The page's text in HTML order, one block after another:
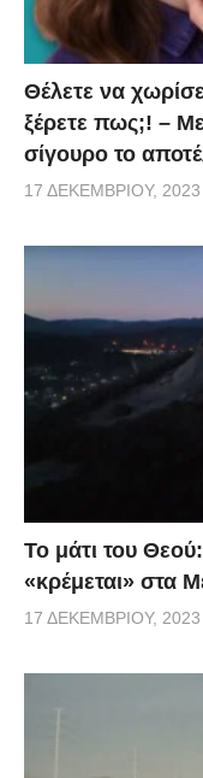
Θέλετε να
ξέρετε πως;! – Με
σίγουρο το
17 ΔΕΚΕΜΒΡΊΟΥ, 2023
Το μάτι του
«κρέμεται» στα
17 ΔΕΚΕΜΒΡΊΟΥ, 2023